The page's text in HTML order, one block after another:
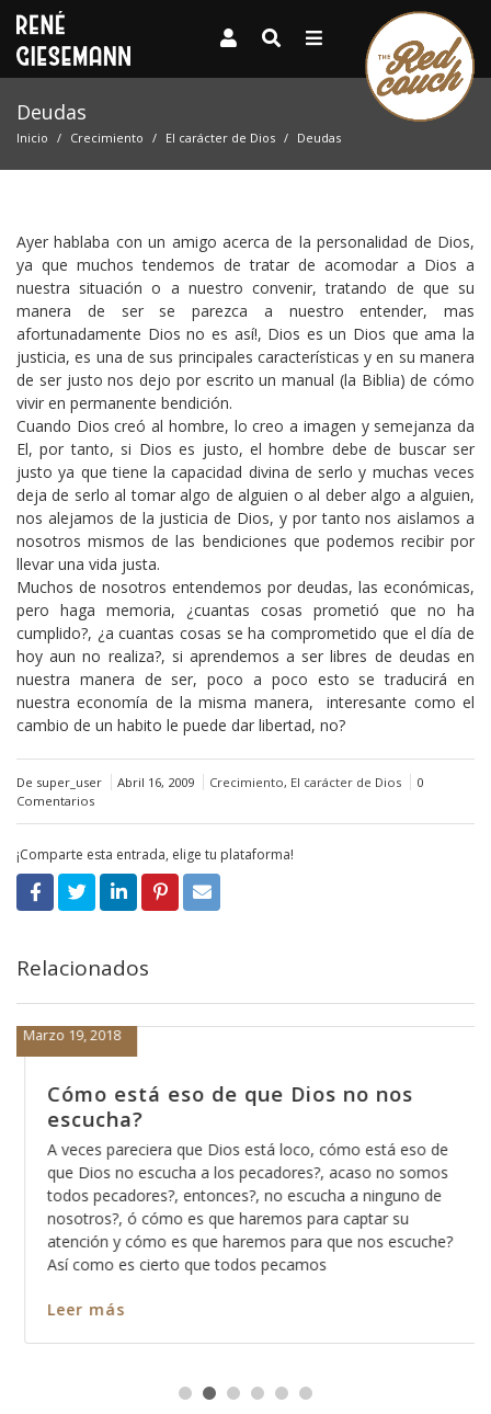
Deudas
Inicio Crecimiento El carácter de Dios Deudas
Ayer hablaba con un amigo acerca de la personalidad de Dios,
ya que muchos tendemos de tratar de acomodar a Dios a
nuestra situación o a nuestro convenir, tratando de que su
manera de ser se parezca a nuestro entender, mas
afortunadamente Dios no es así!, Dios es un Dios que ama la
justicia, es una de sus principales características y en su manera
de ser justo nos dejo por escrito un manual (la Biblia) de cómo
vivir en permanente bendición.
Cuando Dios creó al hombre, lo creo a imagen y semejanza da
El, por tanto, si Dios es justo, el hombre debe de buscar ser
justo ya que tiene la capacidad divina de serlo y muchas veces
deja de serlo al tomar algo de alguien o al deber algo a alguien,
nos alejamos de la justicia de Dios, y por tanto nos aislamos a
nosotros mismos de las bendiciones que podemos recibir por
llevar una vida justa.
Muchos de nosotros entendemos por deudas, las económicas,
pero haga memoria, ¿cuantas cosas prometió que no ha
cumplido?, ¿a cuantas cosas se ha comprometido que el día de
hoy aun no realiza?, si aprendemos a ser libres de deudas en
nuestra manera de ser, poco a poco esto se traducirá en
nuestra economía de la misma manera, interesante como el
cambio de un habito le puede dar libertad, no?
De super_user Abril 16, 2009 Crecimiento, El carácter de Dios
0
Comentarios
¡Comparte esta entrada, elige tu plataforma!
Relacionados
Cómo está eso de que Dios no nos
escucha?
Marzo 19, 2018
A veces pareciera que Dios está loco, cómo está eso de
que Dios no escucha a los pecadores?, acaso no somos
todos pecadores?, entonces?, no escucha a ninguno de
nosotros?, ó cómo es que haremos para captar su
atención y cómo es que haremos para que nos escuche?
Así como es cierto que todos pecamos
Leer más